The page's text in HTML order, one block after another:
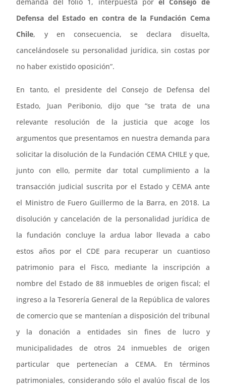
Defensa del Estado en contra de la Fundación Cema
Chile, y en consecuencia, se declara disuelta,
cancelándosele su personalidad jurídica, sin costas por
no haber existido oposición”.
En tanto, el presidente del Consejo de Defensa del
Estado, Juan Peribonio, dijo que “se trata de una
relevante resolución de la justicia que acoge los
argumentos que presentamos en nuestra demanda para
solicitar la disolución de la Fundación CEMA CHILE y que,
junto con ello, permite dar total cumplimiento a la
transacción judicial suscrita por el Estado y CEMA ante
el Ministro de Fuero Guillermo de la Barra, en 2018. La
disolución y cancelación de la personalidad jurídica de
la fundación concluye la ardua labor llevada a cabo
estos años por el CDE para recuperar un cuantioso
patrimonio para el Fisco, mediante la inscripción a
nombre del Estado de 88 inmuebles de origen fiscal; el
ingreso a la Tesorería General de la República de valores
de comercio que se mantenían a disposición del tribunal
y la donación a entidades sin fines de lucro y
municipalidades de otros 24 inmuebles de origen
particular que pertenecían a CEMA. En términos
patrimoniales, considerando sólo el avalúo fiscal de los